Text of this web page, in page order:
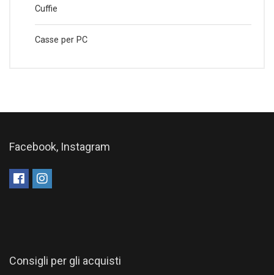
Cuffie
Casse per PC
Facebook, Instagram
Consigli per gli acquisti